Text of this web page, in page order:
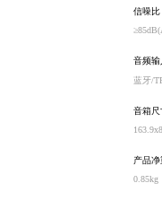
信噪比
音频输
蓝牙/
音箱尺
产品净
0.85kg